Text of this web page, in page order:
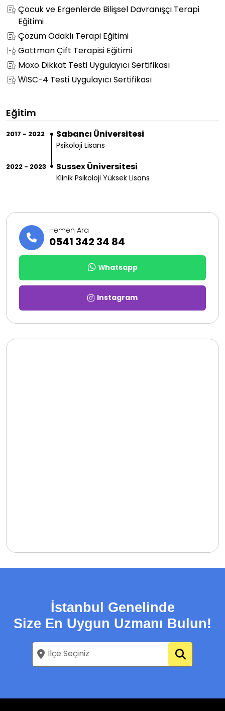
Çocuk ve Ergenlerde Bilişsel Davranışçı Terapi
Eğitimi
Çözüm Odaklı Terapi Eğitimi
Gottman Çift Terapisi Eğitimi
Moxo Dikkat Testi Uygulayıcı Sertifikası
WISC-4 Testi Uygulayıcı Sertifikası
Eğitim
2017 - 2022 Sabancı Üniversitesi
Psikoloji Lisans
2022 - 2023 Sussex Üniversitesi
Klinik Psikoloji Yüksek Lisans
Hemen Ara
0541 342 34 84
Whatsapp
Instagram
İstanbul Genelinde
Size En Uygun Uzmanı Bulun!